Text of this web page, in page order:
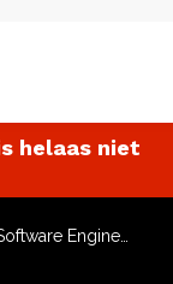
helaas niet